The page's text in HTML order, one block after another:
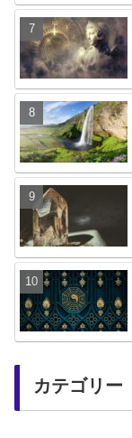
カテゴリー